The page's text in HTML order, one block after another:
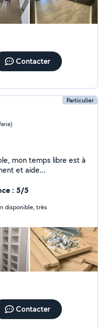
Contacter
Particulier
mon temps libre est à
commande =>
appartement...) =>
taille de haie,
évacuation des déchets
toutes marques
réponds à vos
délais. Service
: 5/5
disponible, très
Contacter